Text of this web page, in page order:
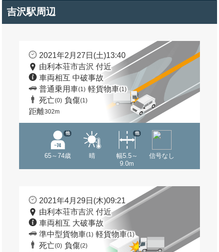
吉沢駅周辺
2021年2月27日(土)13:40
由利本荘市吉沢 付近
車両相互 中破事故
普通乗用車(1) 軽貨物車(1)
死亡(0) 負傷(1)
距離302m
65～74歳
他
晴
幅5.5～
9.0m
他
信号なし
2021年4月29日(木)09:21
由利本荘市吉沢 付近
車両相互 大破事故
準中型貨物車(1) 軽貨物車(1)
死亡(0) 負傷(2)